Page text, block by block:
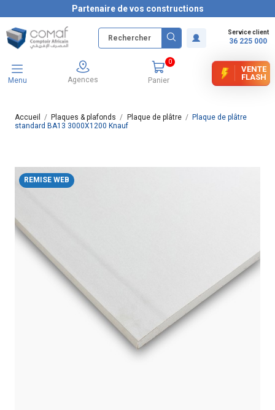
Partenaire de vos constructions
Service client
36 225 000
Menu Agences Panier
0
VENTE
FLASH
Accueil Plaques & plafonds Plaque de plâtre
Plaque de plâtre
standard BA13 3000X1200 Knauf
REMISE WEB